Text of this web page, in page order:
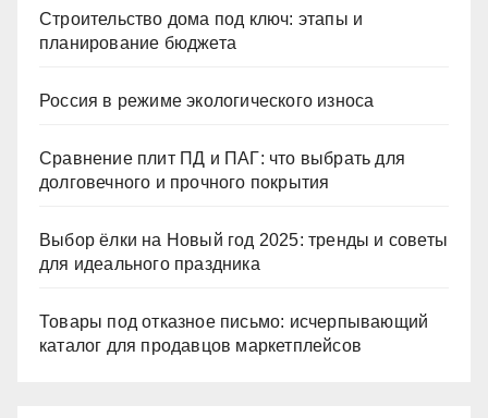
Строительство дома под ключ: этапы и
планирование бюджета
Россия в режиме экологического износа
Сравнение плит ПД и ПАГ: что выбрать для
долговечного и прочного покрытия
Выбор ёлки на Новый год 2025: тренды и советы
для идеального праздника
Товары под отказное письмо: исчерпывающий
каталог для продавцов маркетплейсов